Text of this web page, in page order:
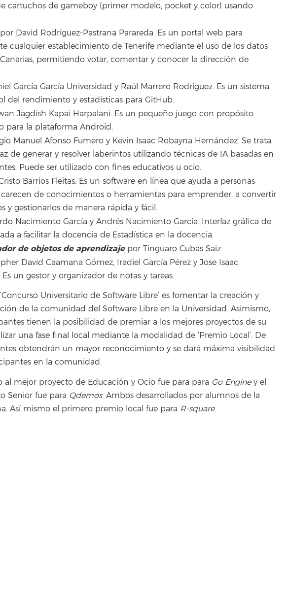
cartuchos de gameboy (primer modelo, pocket y color) usando
David Rodríguez-Pastrana Parareda. Es un portal web para
cualquier establecimiento de Tenerife mediante el uso de los datos
permitiendo votar, comentar y conocer la dirección de
García García Universidad y Raúl Marrero Rodríguez. Es un sistema
del rendimiento y estadísticas para GitHub.
Jagdish Kapai Harpalani. Es un pequeño juego con propósito
para la plataforma Android.
Manuel Afonso Fumero y Kevin Isaac Robayna Hernández. Se trata
de generar y resolver laberintos utilizando técnicas de IA basadas en
Puede ser utilizado con fines educativos u ocio.
Barrios Fleitas. Es un software en línea que ayuda a personas
de conocimientos o herramientas para emprender, a convertir
y gestionarlos de manera rápida y fácil.
Nacimiento García y Andrés Nacimiento García. Interfaz gráfica de
a facilitar la docencia de Estadística en la docencia.
de objetos de aprendizajepor Tinguaro Cubas Saiz.
David Caamana Gómez, Iradiel García Pérez y Jose Isaac
un gestor y organizador de notas y tareas.
Universitario de Software Libre’ es fomentar la creación y
de la comunidad del Software Libre en la Universidad. Asimismo,
tienen la posibilidad de premiar a los mejores proyectos de su
una fase final local mediante la modalidad de ‘Premio Local’. De
obtendrán un mayor reconocimiento y se dará máxima visibilidad
en la comunidad.
al mejor proyecto de Educación y Ocio fue para para Go Enginey el
Senior fue para Qdemos. Ambos desarrollados por alumnos de la
Así mismo el primero premio local fue para R-square.